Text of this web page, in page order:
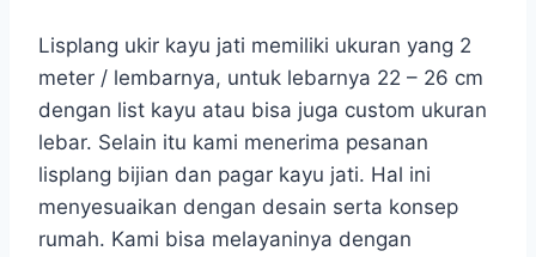
Lisplang ukir kayu jati memiliki ukuran yang 2
meter / lembarnya, untuk lebarnya 22 – 26 cm
dengan list kayu atau bisa juga custom ukuran
lebar. Selain itu kami menerima pesanan
lisplang bijian dan pagar kayu jati. Hal ini
menyesuaikan dengan desain serta konsep
rumah. Kami bisa melayaninya dengan